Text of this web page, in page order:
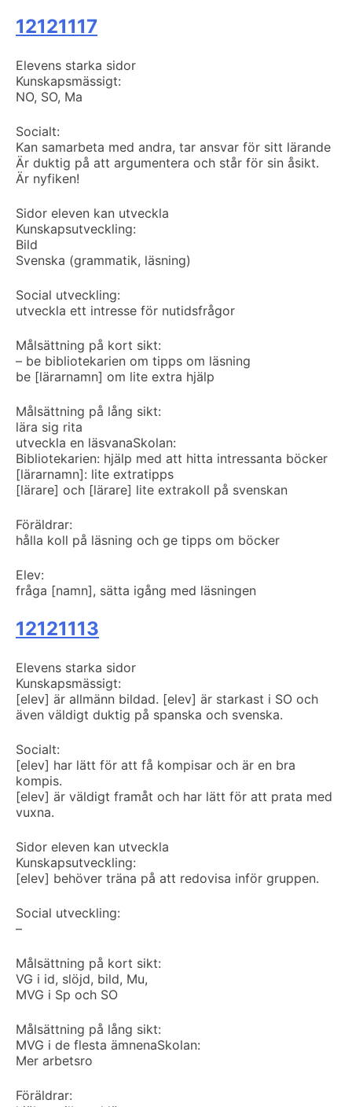
12121117
Elevens starka sidor
Kunskapsmässigt:
NO, SO, Ma
Socialt:
Kan samarbeta med andra, tar ansvar för sitt lärande
Är duktig på att argumentera och står för sin åsikt.
Är nyfiken!
Sidor eleven kan utveckla
Kunskapsutveckling:
Bild
Svenska (grammatik, läsning)
Social utveckling:
utveckla ett intresse för nutidsfrågor
Målsättning på kort sikt:
– be bibliotekarien om tipps om läsning
be [lärarnamn] om lite extra hjälp
Målsättning på lång sikt:
lära sig rita
utveckla en läsvanaSkolan:
Bibliotekarien: hjälp med att hitta intressanta böcker
[lärarnamn]: lite extratipps
[lärare] och [lärare] lite extrakoll på svenskan
Föräldrar:
hålla koll på läsning och ge tipps om böcker
Elev:
fråga [namn], sätta igång med läsningen
12121113
Elevens starka sidor
Kunskapsmässigt:
[elev] är allmänn bildad. [elev] är starkast i SO och
även väldigt duktig på spanska och svenska.
Socialt:
[elev] har lätt för att få kompisar och är en bra
kompis.
[elev] är väldigt framåt och har lätt för att prata med
vuxna.
Sidor eleven kan utveckla
Kunskapsutveckling:
[elev] behöver träna på att redovisa inför gruppen.
Social utveckling:
–
Målsättning på kort sikt:
VG i id, slöjd, bild, Mu,
MVG i Sp och SO
Målsättning på lång sikt:
MVG i de flesta ämnenaSkolan:
Mer arbetsro
Föräldrar: